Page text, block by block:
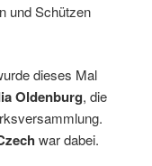
und Schützen
dieses Mal
Oldenburg, die
war dabei.